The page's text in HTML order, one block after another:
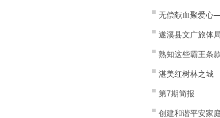
无偿献血聚爱心
遂溪县文广旅体
熟知这些霸王条
湛美红树林之城
第7期简报
创建和谐平安家